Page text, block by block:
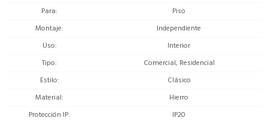
Para
Piso
Montaje
Independiente
Uso
Interior
Tipo
Comercial, Residencial
Estilo
Clásico
Material
Hierro
Protección IP
IP20